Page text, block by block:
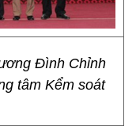
Đình Chỉnh
tâm Kểm soát